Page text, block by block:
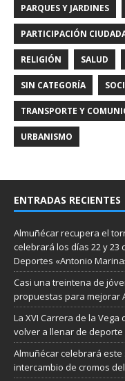
PARQUES Y JARDINES
PARTICIPACIÓN
RELIGIÓN SALUD
SIN CATEGORÍA
TRANSPORTE Y
URBANISMO
ENTRADAS RECIENTES
Almuñécar recupera el
celebrará los días 22 y 23
Deportes «Antonio
Casi una treintena de
propuestas para mejorar
La XVI Carrera de la
volver a llenar de deporte
Almuñécar celebrará
intercambio de cromos